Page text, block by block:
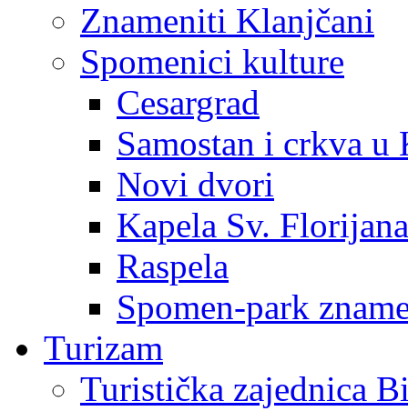
Znameniti Klanjčani
Spomenici kulture
Cesargrad
Samostan i crkva u
Novi dvori
Kapela Sv. Florijana
Raspela
Spomen-park
Turizam
Turistička zajednica